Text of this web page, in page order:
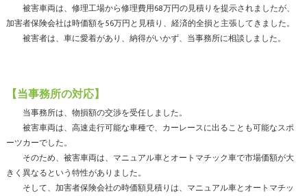
被害車両は、修理工場から修理費用68万円の見積りを提示されましたが、
加害者保険会社は時価額を56万円と見積り、経済的全損と主張してきました。
被害者は、車に愛着があり、納得がいかず、当事務所に相談しました。
【当事務所の対応】
当事務所は、物損額の交渉を受任しました。
被害車両は、高速走行可能な車種で、カーレースに出ることも可能なスポ
ーツカーでした。
そのため、被害車両は、マニュアル車とオートマチック車で市場価額が大
きく異なるという特性がありました。
そして、加害者保険会社の時価額見積りは、マニュアル車とオートマチッ